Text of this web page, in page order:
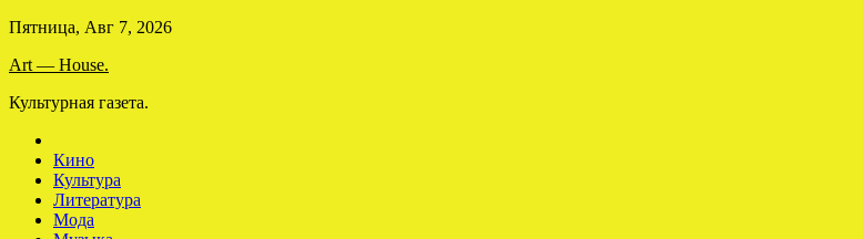
Skip
content
Пятница, Авг 7, 2026
Art — House.
Культурная газета.
Кино
Культура
Литература
Мода